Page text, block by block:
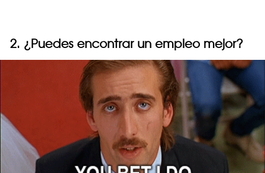
2. ¿Puedes encontrar un empleo mejor?